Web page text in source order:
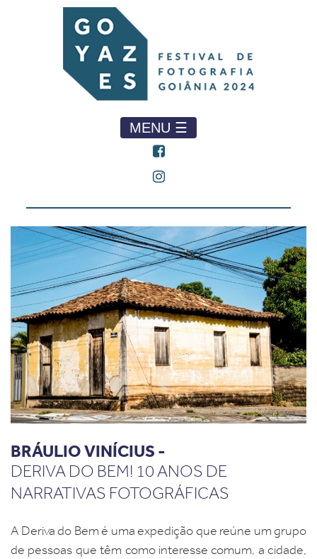
MENU ☰
BRÁULIO VINÍCIUS -
DERIVA DO BEM! 10 ANOS DE
NARRATIVAS FOTOGRÁFICAS
A Deriva do Bem é uma expedição que reúne um grupo
de pessoas que têm como interesse comum, a cidade,